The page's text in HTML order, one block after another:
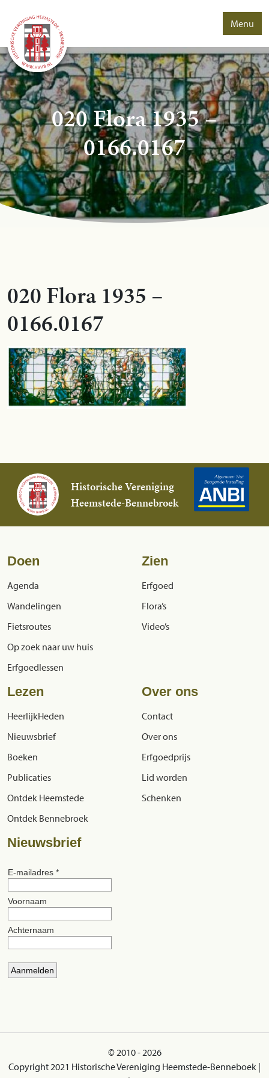
Menu
020 Flora 1935 –
0166.0167
020 Flora 1935 –
0166.0167
Historische Vereniging
Heemstede-Bennebroek
Doen
Agenda
Wandelingen
Fietsroutes
Op zoek naar uw huis
Erfgoedlessen
Zien
Erfgoed
Flora’s
Video’s
Lezen
HeerlijkHeden
Nieuwsbrief
Boeken
Publicaties
Ontdek Heemstede
Ontdek Bennebroek
Over ons
Contact
Over ons
Erfgoedprijs
Lid worden
Schenken
Nieuwsbrief
© 2010 - 2026
Copyright 2021 Historische Vereniging Heemstede-Benneboek |